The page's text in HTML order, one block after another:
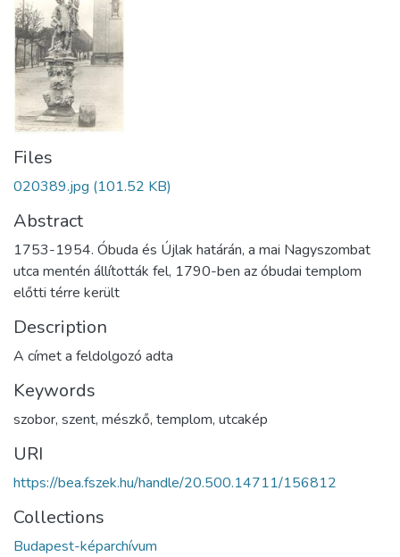
Files
020389.jpg (101.52 KB)
Abstract
1753-1954. Óbuda és Újlak határán, a mai Nagyszombat
utca mentén állították fel, 1790-ben az óbudai templom
előtti térre került
Description
A címet a feldolgozó adta
Keywords
szobor, szent, mészkő, templom, utcakép
URI
https://bea.fszek.hu/handle/20.500.14711/156812
Collections
Budapest-képarchívum